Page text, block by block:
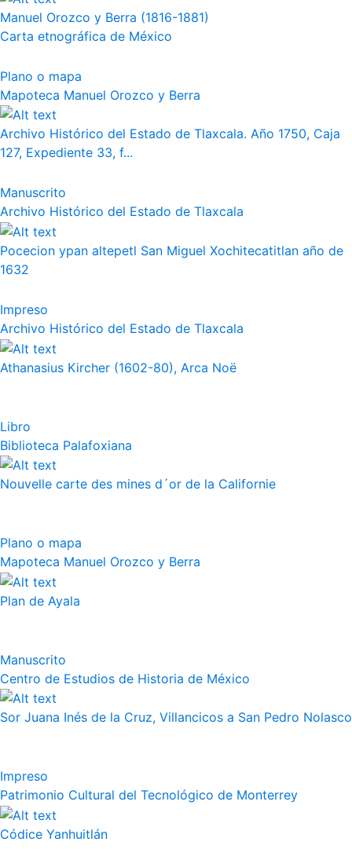
Manuel Orozco y Berra (1816-1881)
Carta etnográfica de México
Plano o mapa
Mapoteca Manuel Orozco y Berra
Archivo Histórico del Estado de Tlaxcala. Año 1750, Caja
127, Expediente 33, f...
Manuscrito
Archivo Histórico del Estado de Tlaxcala
Pocecion ypan altepetl San Miguel Xochitecatitlan año de
1632
Impreso
Archivo Histórico del Estado de Tlaxcala
Athanasius Kircher (1602-80), Arca Noë
Libro
Biblioteca Palafoxiana
Nouvelle carte des mines d´or de la Californie
Plano o mapa
Mapoteca Manuel Orozco y Berra
Plan de Ayala
Manuscrito
Centro de Estudios de Historia de México
Sor Juana Inés de la Cruz, Villancicos a San Pedro Nolasco
Impreso
Patrimonio Cultural del Tecnológico de Monterrey
Códice Yanhuitlán